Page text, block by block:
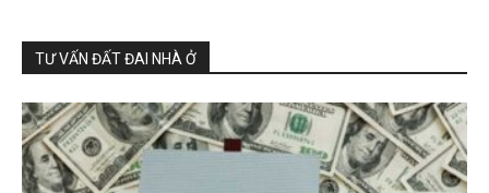
TƯ VẤN ĐẤT ĐAI NHÀ Ở